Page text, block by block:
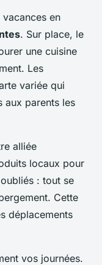
en
. Sur place, le
une cuisine
Les
variée qui
aux parents les
alliée
locaux pour
: tout se
Cette
déplacements
vos journées.